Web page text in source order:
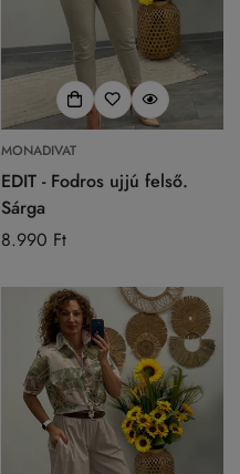
MONADIVAT
EDIT - Fodros ujjú felső.
Sárga
Normál
8.990 Ft